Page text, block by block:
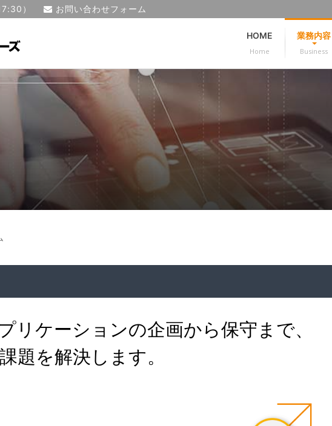
） お問い合わせフォーム
HOME
Home
業務内容
Business
ビジネスシステム
リケーションの企画から保守まで、
題を解決します。